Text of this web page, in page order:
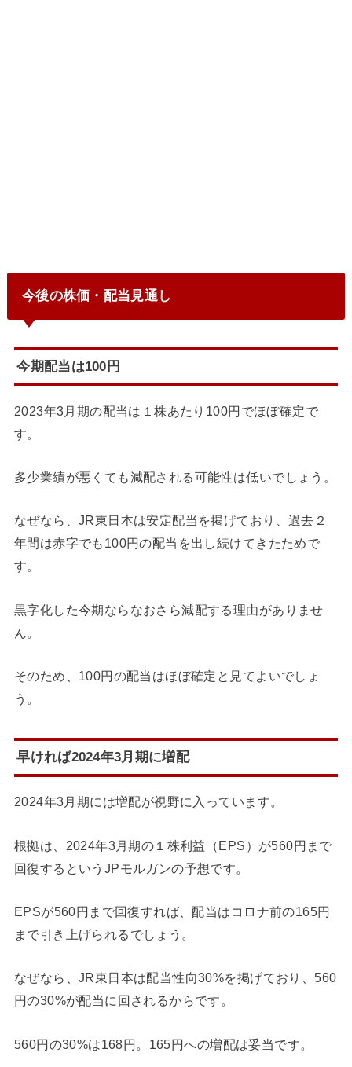
今後の株価・配当見通し
今期配当は100円
2023年3月期の配当は１株あたり100円でほぼ確定で
す。
多少業績が悪くても減配される可能性は低いでしょう。
なぜなら、JR東日本は安定配当を掲げており、過去２
年間は赤字でも100円の配当を出し続けてきたためで
す。
黒字化した今期ならなおさら減配する理由がありませ
ん。
そのため、100円の配当はほぼ確定と見てよいでしょ
う。
早ければ2024年3月期に増配
2024年3月期には増配が視野に入っています。
根拠は、2024年3月期の１株利益（EPS）が560円まで
回復するというJPモルガンの予想です。
EPSが560円まで回復すれば、配当はコロナ前の165円
まで引き上げられるでしょう。
なぜなら、JR東日本は配当性向30%を掲げており、560
円の30%が配当に回されるからです。
560円の30%は168円。165円への増配は妥当です。